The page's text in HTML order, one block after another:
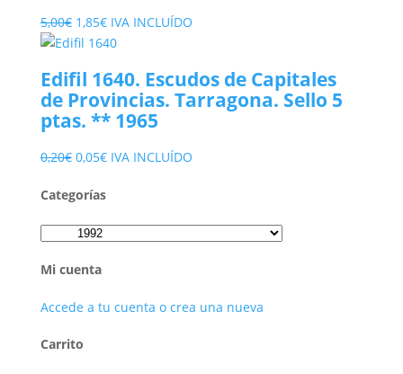
5,00€ El
precio
era:
5,00€.
1,85€El
precio
es:
1,85€.
IVA INCLUÍDO
Edifil 1640. Escudos de Capitales
de Provincias. Tarragona. Sello 5
ptas. ** 1965
0,20€ El
original
0,20€.
0,05€El
actual
0,05€.
IVA INCLUÍDO
Categorías
Mi cuenta
Accede a tu cuenta o crea una nueva
Carrito